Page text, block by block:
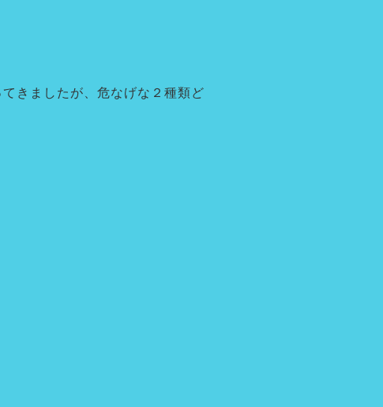
きましたが、危なげな２種類ど